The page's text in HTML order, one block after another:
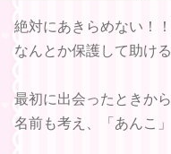
絶対にあきらめない！！
なんとか保護して助ける
最初に出会ったときか
名前も考え、「あんこ